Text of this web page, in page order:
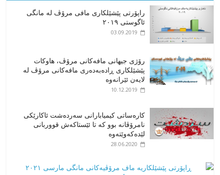
راپۆرتی پێشێلكاری مافی مرۆڤ له‌ مانگی
ئاگوستی ٢٠١٩
03.09.2019
رۆژی جیهانی مافەکانی مرۆڤ، هاوکات
پێشێلکاری ڕادەبەدەری مافەکانی مرۆڤ لە
لایەن ئێرانەوە
10.12.2019
کارەساتی کیمیابارانی سەردەشت ئاکارێکی
نامرۆڤانە بوو کە تا ئێستاکەش قووربانی
لێدەکەوێتەوە
28.06.2020